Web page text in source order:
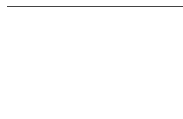
hvězdiček.